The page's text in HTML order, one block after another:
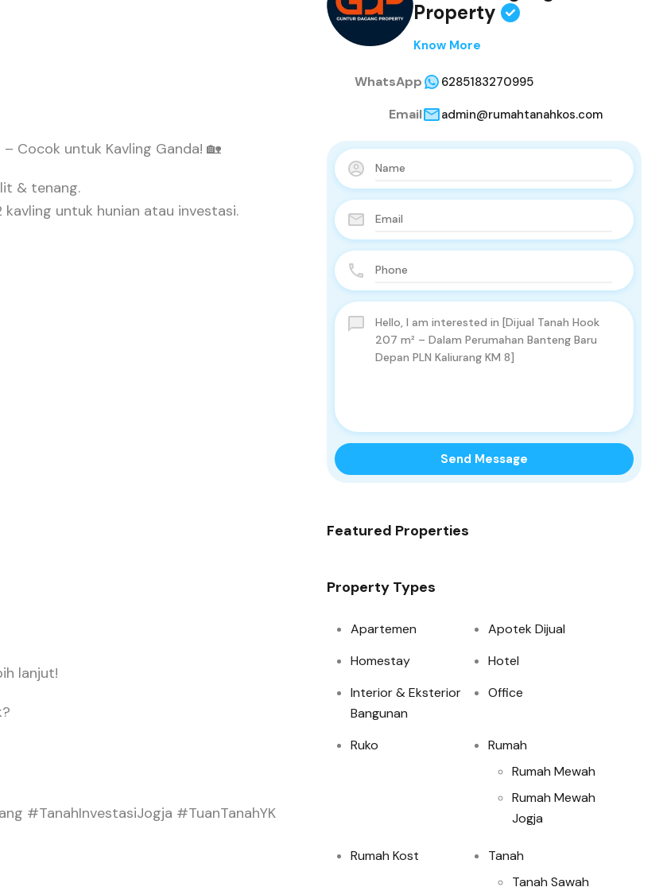
Cocok untuk Kavling Ganda! 🏡
& tenang.
untuk hunian atau investasi.
lanjut!
#TanahInvestasiJogja #TuanTanahYK
Property
Know More
WhatsApp 6285183270995
Email admin@rumahtanahkos.com
Send Message
Featured Properties
Property Types
Apartemen
Apotek Dijual
Homestay
Hotel
Interior & Eksterior
Bangunan
Office
Ruko
Rumah
Rumah Mewah
Rumah Mewah
Jogja
Rumah Kost
Tanah
Tanah Sawah